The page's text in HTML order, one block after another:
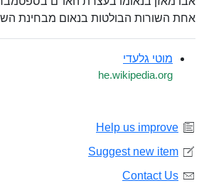
אחת השורות הבולטות בנאום מבחינת
מוטי גלעדי
he.wikipedia.org
Help us improve
Suggest new item
Contact Us